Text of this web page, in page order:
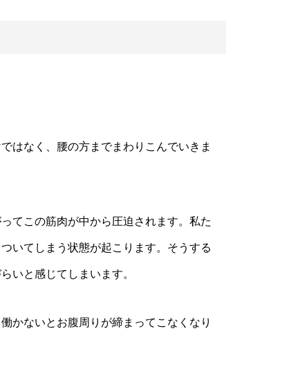
はなく、腰の方までまわりこんでいきま
てこの筋肉が中から圧迫されます。私た
いてしまう状態が起こります。そうする
いと感じてしまいます。
かないとお腹周りが締まってこなくなり